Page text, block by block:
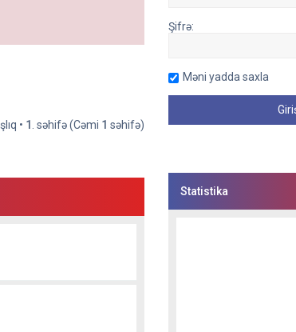
• 1 . səhifə (Cəmi 1 səhifə)
Şifrə:
Məni yadda saxla
Statistika